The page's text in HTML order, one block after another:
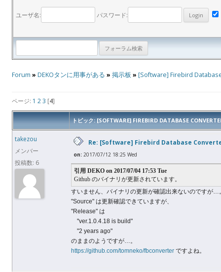
ユーザ名: パスワード:
Forum » DEKOタンに用事がある » 掲示板 » [Software] Firebird
ページ: 1 23 [4]
トピック: [SOFTWARE] FIREBIRD DATABASE
takezou
メンバー
投稿数: 6
Re: [Software] Firebird Database
on: 2017/07/12 18:25 Wed
引用 DEKO on 2017/07/04 17:53 Tue
Github のバイナリが更新されています。
すいません、バイナリの更新が確認出来ないのですが…
"Source" は更新確認できていますが、
"Release" は
"ver.1.0.4.18 is build"
"2 years ago"
のままのようですが…。
https://github.com/tomneko/fbconverter ですよね。